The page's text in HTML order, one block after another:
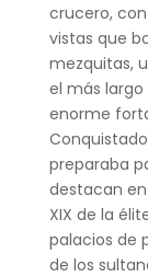
crucero,
vistas que
mezquitas,
el más largo
enorme
preparaba
destacan
XIX de la
palacios de
de los